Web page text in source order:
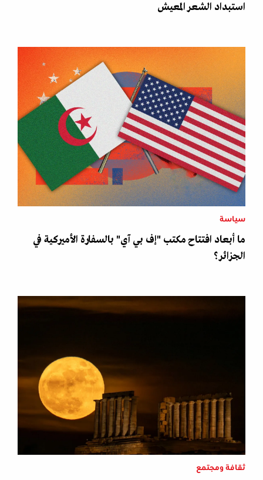
استبداد الشعر المعيش
سياسة
ما أبعاد افتتاح مكتب "إف بي آي" بالسفارة الأميركية في
الجزائر؟
ثقافة ومجتمع